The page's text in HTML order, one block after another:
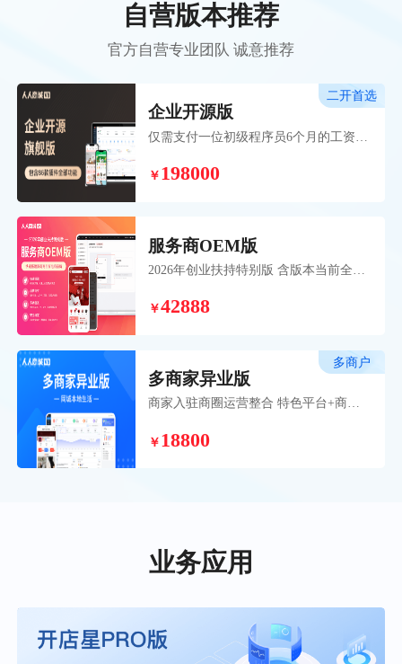
自营版本推荐
官方自营专业团队 诚意推荐
企业开源版
仅需支付一位初级程序员6个月的工资，
年开发并持续维护的成熟系统。 帮助您
￥198000
二开首选
服务商OEM版
2026年创业扶持特别版 含版本当前全部
卡，赠送OEM权益助力服务商开启创业
￥42888
多商家异业版
商家入驻商圈运营整合 特色平台+商户
营+联营本地化平台策略。
￥18800
多商户
业务应用